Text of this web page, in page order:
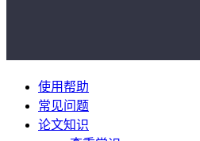
使用帮助
常见问题
论文知识